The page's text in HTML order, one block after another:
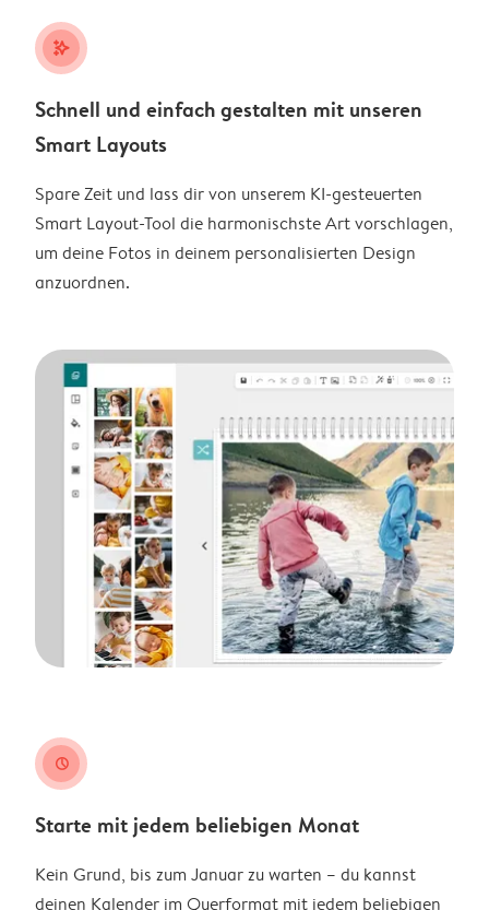
stars_plus
Schnell und einfach gestalten mit unseren
Smart Layouts
Spare Zeit und lass dir von unserem KI-gesteuerten
Smart Layout-Tool die harmonischste Art vorschlagen,
um deine Fotos in deinem personalisierten Design
anzuordnen.
clock
Starte mit jedem beliebigen Monat
Kein Grund, bis zum Januar zu warten – du kannst
deinen Kalender im Querformat mit jedem beliebigen